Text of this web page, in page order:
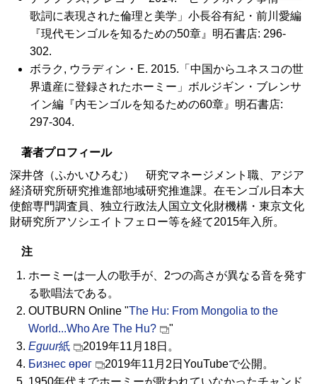
歌詞に表現された倫理と美学」小長谷有紀・前川愛編
『現代モンゴルを知るための50章』明石書店: 296-
302.
ボラク, ウラディン・E. 2015.「中国からユネスコの世
界遺産に登録されたホーミー」ボルジギン・ブレンサ
イン編『内モンゴルを知るための60章』明石書店:
297-304.
著者プロフィール
深井啓（ふかいひろむ） 研究マネージメント職、アジア
経済研究所研究推進部地域研究推進課。在モンゴル日本大
使館専門調査員、独立行政法人国立文化財機構・東京文化
財研究所アソシエイトフェロー等を経て2015年入所。
注
ホーミーは一人の歌手が、2つの高さが異なる音を発す
る歌唱法である。
OUTBURN Online "The Hu: From Mongolia to the
World...Who Are The Hu?
"
Eguur紙
2019年11月18日。
Бизнес өрөг
2019年11月2日YouTubeで公開。